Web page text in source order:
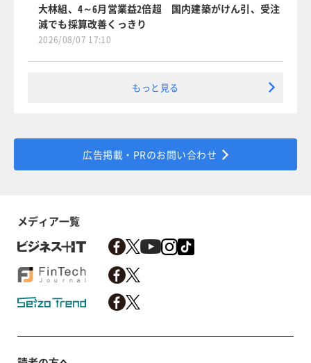
大林組、4～6月営業益2倍超 国内建築がけん引、受注
減でも採算改善くっきり
2026/08/07 17:10
もっと見る
広告掲載・PRのお問い合わせ
メディア一覧